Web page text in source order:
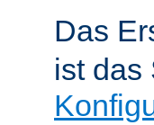
Das
ist das